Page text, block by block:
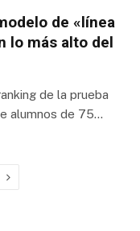
de «línea
lo más alto del
de la prueba
alumnos de 75…
Next